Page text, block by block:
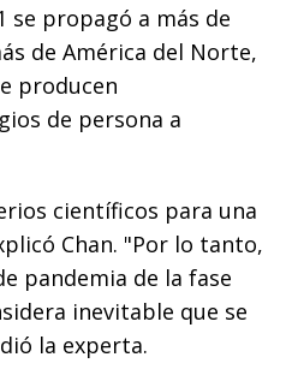
se propagó a más de
de América del Norte,
producen
de persona a
científicos para una
Chan. "Por lo tanto,
pandemia de la fase
inevitable que se
la experta.